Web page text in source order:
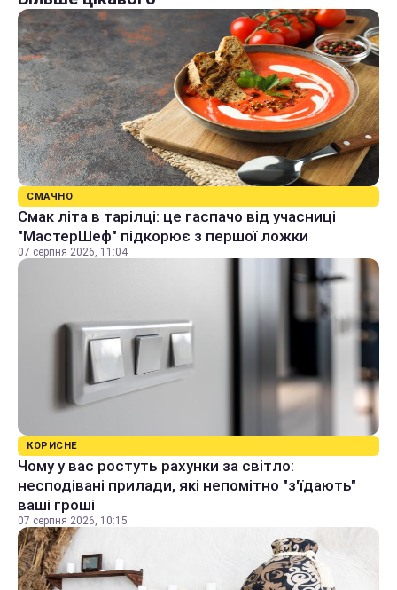
СМАЧНО
Смак літа в тарілці: це гаспачо від учасниці
"МастерШеф" підкорює з першої ложки
07 серпня 2026, 11:04
КОРИСНЕ
Чому у вас ростуть рахунки за світло:
несподівані прилади, які непомітно "з'їдають"
ваші гроші
07 серпня 2026, 10:15